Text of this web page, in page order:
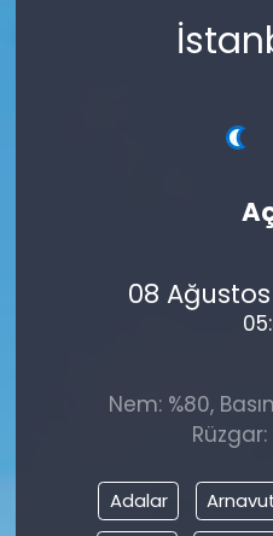
08
Nem: %80,
Rüzgar:
Adalar
KKTC YEREL SEÇİM
Otomobil Dünyası
Politika